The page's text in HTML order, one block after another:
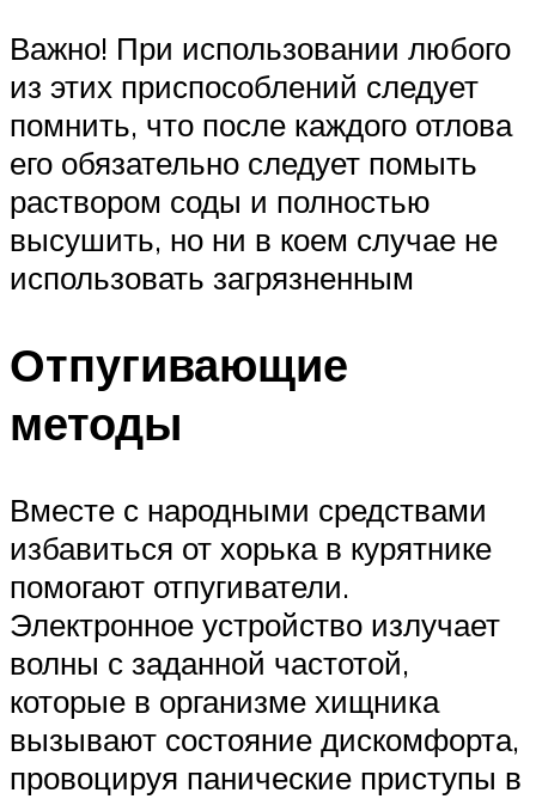
Важно! При использовании любого
из этих приспособлений следует
помнить, что после каждого отлова
его обязательно следует помыть
раствором соды и полностью
высушить, но ни в коем случае не
использовать загрязненным
Отпугивающие
методы
Вместе с народными средствами
избавиться от хорька в курятнике
помогают отпугиватели.
Электронное устройство излучает
волны с заданной частотой,
которые в организме хищника
вызывают состояние дискомфорта,
провоцируя панические приступы в